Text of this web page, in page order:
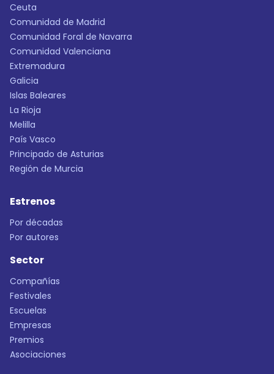
Ceuta
Comunidad de Madrid
Comunidad Foral de Navarra
Comunidad Valenciana
Extremadura
Galicia
Islas Baleares
La Rioja
Melilla
País Vasco
Principado de Asturias
Región de Murcia
Estrenos
Por décadas
Por autores
Sector
Compañías
Festivales
Escuelas
Empresas
Premios
Asociaciones